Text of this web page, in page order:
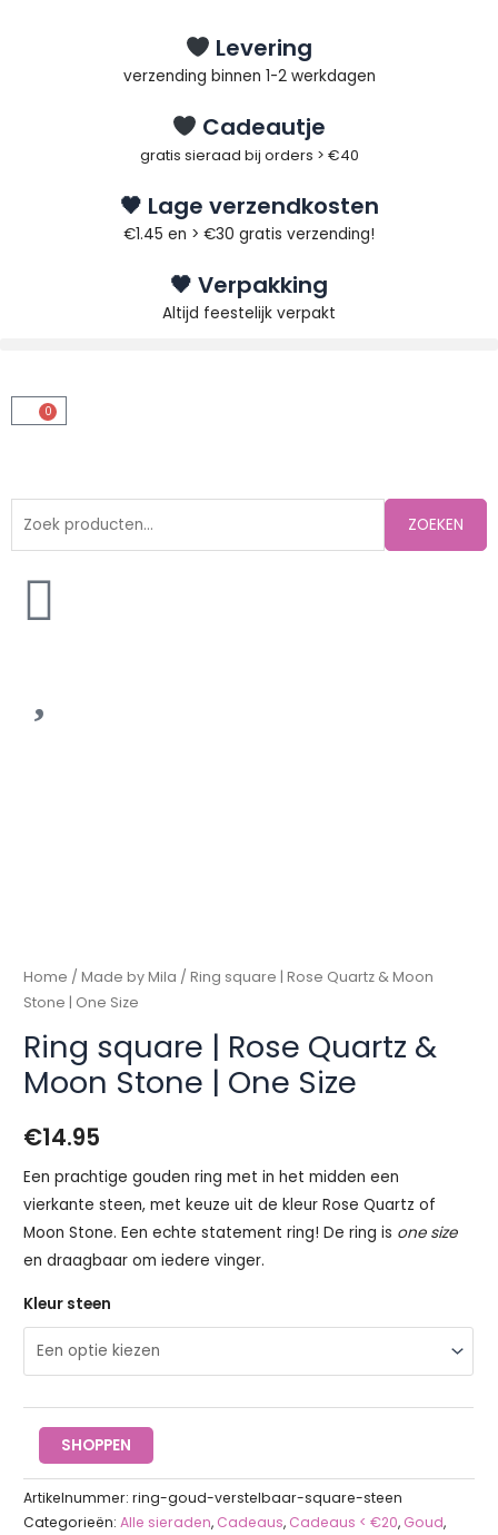
Levering
verzending binnen 1-2 werkdagen
Cadeautje
gratis sieraad bij orders > €40
🖤 Lage verzendkosten
€1.45 en > €30 gratis verzending!
🖤 Verpakking
Altijd feestelijk verpakt
0
Winkelwagen
ZOEKEN
Home /Made by Mila / Ring square | Rose Quartz & Moon
Stone | One Size
Ring square | Rose Quartz &
Moon Stone | One Size
€14.95
Een prachtige gouden ring met in het midden een
vierkante steen, met keuze uit de kleur Rose Quartz of
Moon Stone. Een echte statement ring! De ring is one size
en draagbaar om iedere vinger.
Kleur steen
Stone
|
One
Size
aantal
SHOPPEN
Artikelnummer:ring-goud-verstelbaar-square-steen
Categorieën:Alle sieraden, Cadeaus, Cadeaus < €20, Goud,